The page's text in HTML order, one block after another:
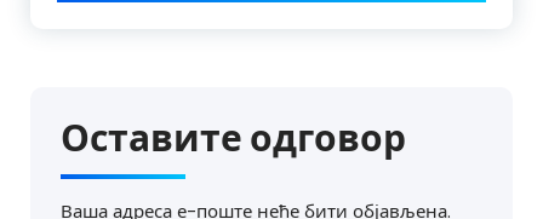
Оставите одговор
Ваша адреса е-поште неће бити објављена.